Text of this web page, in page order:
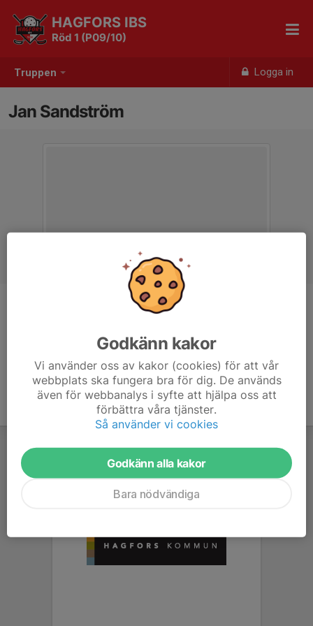
Truppen Logga in
HAGFORS IBS
Röd 1 (P09/10)
Jan Sandström
Tränare
Godkänn kakor
Vi använder oss av kakor (cookies) för att vår
webbplats ska fungera bra för dig. De används
även för webbanalys i syfte att hjälpa oss att
förbättra våra tjänster.
Så använder vi cookies
Godkänn alla kakor
Bara nödvändiga